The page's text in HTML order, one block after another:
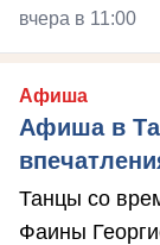
вчера в 11:00
Афиша
Афиша в
Танцы со
Фаины